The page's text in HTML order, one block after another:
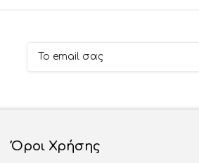
Όροι Χρήσης